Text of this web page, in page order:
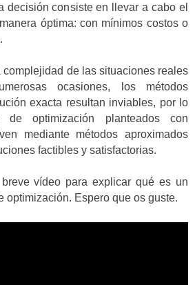
decisión consiste en llevar a cabo el
óptima: con mínimos costos o
complejidad de las situaciones reales
ocasiones, los métodos
exacta resultan inviables, por lo
optimización planteados con
mediante métodos aproximados
factibles y satisfactorias.
vídeo para explicar qué es un
optimización. Espero que os guste.